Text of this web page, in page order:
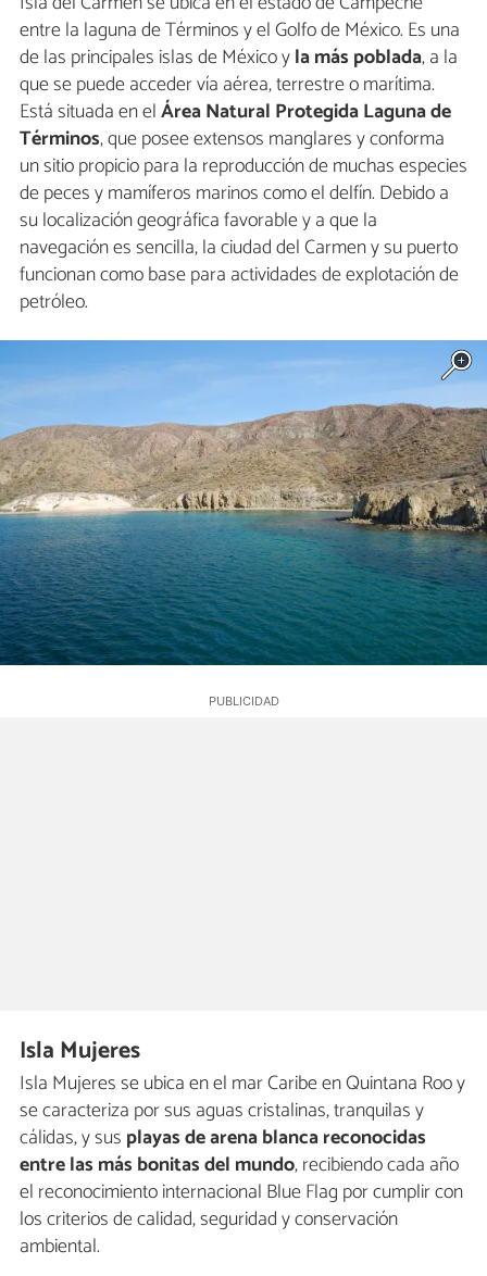
entre la laguna de Términos y el Golfo de México. Es una
de las principales islas de México yla más poblada, a la
que se puede acceder vía aérea, terrestre o marítima.
Está situada en elÁrea Natural Protegida Laguna de
Términos, que posee extensos manglares y conforma
un sitio propicio para la reproducción de muchas especies
de peces y mamíferos marinos como el delfín. Debido a
su localización geográfica favorable y a que la
navegación es sencilla, la ciudad del Carmen y su puerto
funcionan como base para actividades de explotación de
petróleo.
Isla Mujeres
Isla Mujeres se ubica en el mar Caribe en Quintana Roo y
se caracteriza por sus aguas cristalinas, tranquilas y
cálidas, y sus playas de arena blanca reconocidas
entre las más bonitas del mundo, recibiendo cada año
el reconocimiento internacional Blue Flag por cumplir con
los criterios de calidad, seguridad y conservación
ambiental.